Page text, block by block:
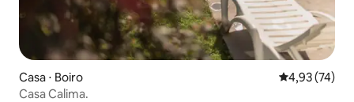
Casa ⋅ Boiro 4,93 de uma
4,93 (74)
Casa Calima.